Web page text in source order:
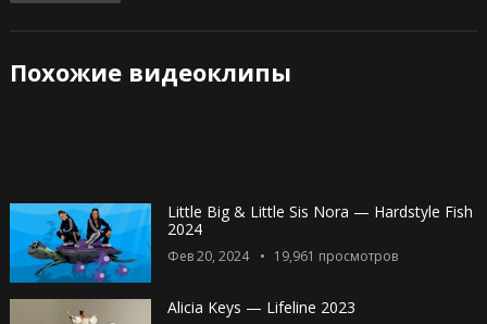
Похожие видеоклипы
Little Big & Little Sis Nora — Hardstyle Fish
2024
Фев 20, 2024 19,961 просмотров
Alicia Keys — Lifeline 2023